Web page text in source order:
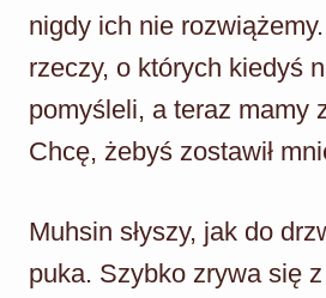
nigdy ich nie
rzeczy, o których kiedyś
pomyśleli, a teraz mamy
Chcę, żebyś zostawił
Muhsin słyszy, jak do
puka. Szybko zrywa się